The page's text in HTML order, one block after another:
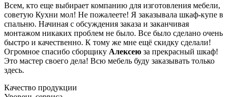
Всем, кто еще выбирает компанию для изготовления мебели,
советую Кухни мол! Не пожалеете! Я заказывала шкаф-купе в
спальню. Начиная с обсуждения заказа и заканчивая
монтажом никаких проблем не было. Все было сделано очень
быстро и качественно. К тому же мне ещё скидку сделали!
Огромное спасибо сборщику Алексею за прекрасный шкаф!
Это мастер своего дела! Всю мебель буду заказывать только
здесь.
Качество продукции